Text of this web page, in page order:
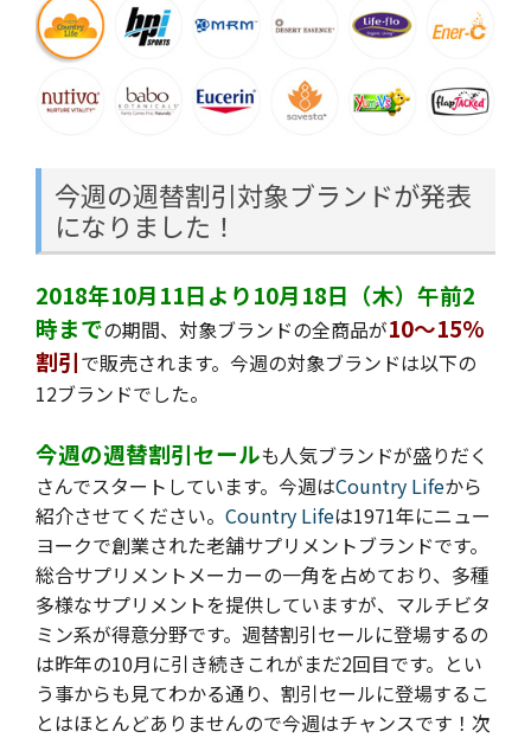
今週の週替割引対象ブランドが発表
になりました！
2018年10月11日より10月18日（木）午前2
時までの期間、対象ブランドの全商品が10～15%
割引で販売されます。今週の対象ブランドは以下の
12ブランドでした。
今週の週替割引セールも人気ブランドが盛りだく
さんでスタートしています。今週はCountry Lifeから
紹介させてください。 Country Lifeは1971年にニュー
ヨークで創業された老舗サプリメントブランドです。
総合サプリメントメーカーの一角を占めており、多種
多様なサプリメントを提供していますが、マルチビタ
ミン系が得意分野です。週替割引セールに登場するの
は昨年の10月に引き続きこれがまだ2回目です。とい
う事からも見てわかる通り、割引セールに登場するこ
とはほとんどありませんので今週はチャンスです！次